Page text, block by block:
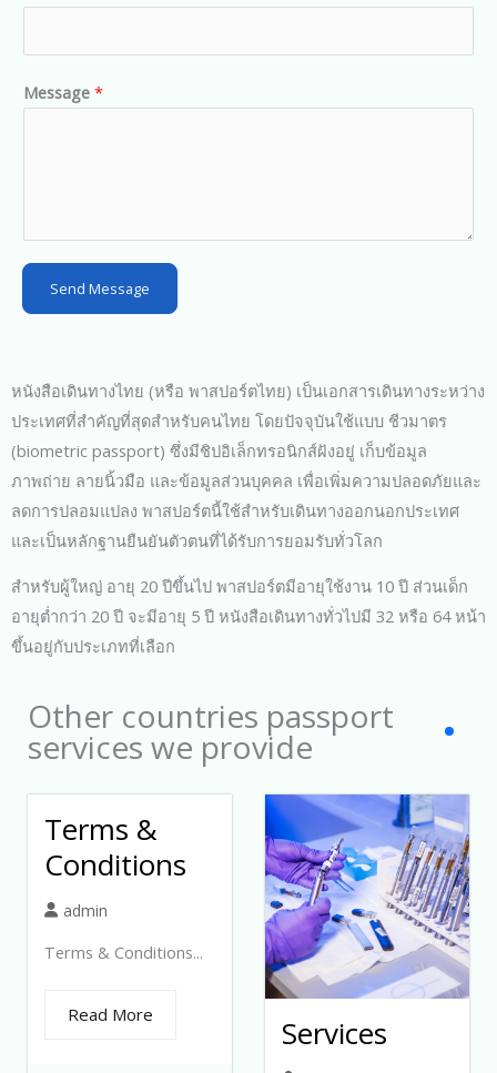
e
d
e
s
+
Message *
Send Message
หนังสือเดินทางไทย (หรือ พาสปอร์ตไทย) เป็นเอกสารเดินทางระหว่าง
ประเทศที่สำคัญที่สุดสำหรับคนไทย โดยปัจจุบันใช้แบบ ชีวมาตร
(biometric passport) ซึ่งมีชิปอิเล็กทรอนิกส์ฝังอยู่ เก็บข้อมูล
ภาพถ่าย ลายนิ้วมือ และข้อมูลส่วนบุคคล เพื่อเพิ่มความปลอดภัยและ
ลดการปลอมแปลง พาสปอร์ตนี้ใช้สำหรับเดินทางออกนอกประเทศ
และเป็นหลักฐานยืนยันตัวตนที่ได้รับการยอมรับทั่วโลก
สำหรับผู้ใหญ่ อายุ 20 ปีขึ้นไป พาสปอร์ตมีอายุใช้งาน 10 ปี ส่วนเด็ก
อายุต่ำกว่า 20 ปี จะมีอายุ 5 ปี หนังสือเดินทางทั่วไปมี 32 หรือ 64 หน้า
ขึ้นอยู่กับประเภทที่เลือก
Other countries passport
services we provide
Terms &
Conditions
admin
Terms & Conditions...
Read More Services